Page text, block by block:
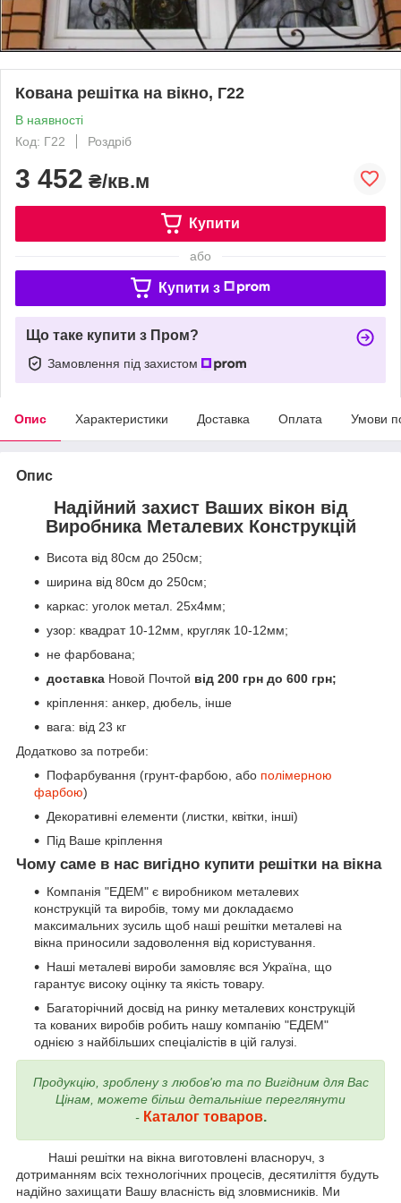
Кована решітка на вікно, Г22
В наявності
Код: Г22
Роздріб
3 452 ₴/кв.м
Купити
або
Купити з
Що таке купити з Пром?
Замовлення під захистом
Опис Характеристики Доставка Оплата Умови
Опис
Надійний захист Ваших вікон від
Виробника Металевих Конструкцій
Висота від 80см до 250см;
ширина від 80см до 250см;
каркас: уголок метал. 25х4мм;
узор: квадрат 10-12мм, кругляк 10-12мм;
не фарбована;
доставка Новой Почтой від 200 грн до 600 грн;
кріплення: анкер, дюбель, інше
вага: від 23 кг
Додатково за потреби:
Пофарбування (грунт-фарбою, або полімерною
фарбою)
Декоративні елементи (листки, квітки, інші)
Під Ваше кріплення
Чому саме в нас вигідно купити решітки на вікна
Компанія "ЕДЕМ" є виробником металевих
конструкцій та виробів, тому ми докладаємо
максимальних зусиль щоб наші решітки металеві на
вікна приносили задоволення від користування.
Наші металеві вироби замовляє вся Україна, що
гарантує високу оцінку та якість товару.
Багаторічний досвід на ринку металевих конструкцій
та кованих виробів робить нашу компанію "ЕДЕМ"
однією з найбільших спеціалістів в цій галузі.
Продукцію, зроблену з любов'ю та по Вигідним для Вас
Цінам, можете більш детальніше переглянути
- Каталог товаров.
Наші решітки на вікна виготовлені власноруч, з
дотриманням всіх технологічних процесів, десятиліття будуть
надійно захищати Вашу власність від зловмисників. Ми